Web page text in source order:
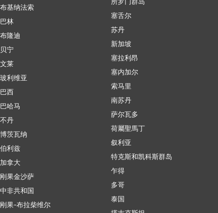
布基纳法索
巴林
布隆迪
贝宁
文莱
玻利维亚
巴西
巴哈马
不丹
博茨瓦纳
伯利兹
加拿大
刚果金沙萨
中非共和国
刚果-布拉柴维尔
塞舌尔
苏丹
新加坡
塞拉利昂
塞内加尔
索马里
南苏丹
萨尔瓦多
荷屬聖馬丁
叙利亚
特克斯和凯科斯群岛
乍得
多哥
泰国